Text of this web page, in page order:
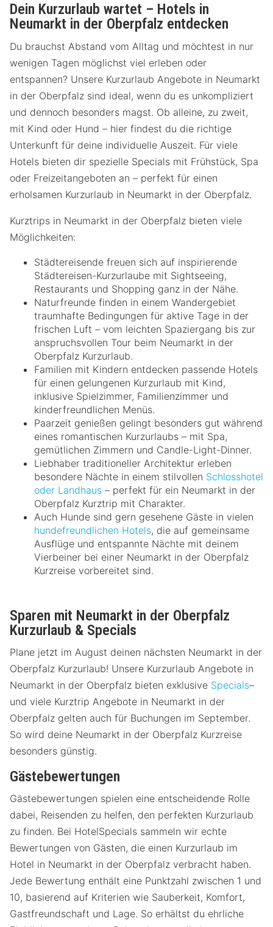
Dein Kurzurlaub wartet – Hotels in
Neumarkt in der Oberpfalz entdecken
Du brauchst Abstand vom Alltag und möchtest in nur
wenigen Tagen möglichst viel erleben oder
entspannen? Unsere Kurzurlaub Angebote in Neumarkt
in der Oberpfalz sind ideal, wenn du es unkompliziert
und dennoch besonders magst. Ob alleine, zu zweit,
mit Kind oder Hund – hier findest du die richtige
Unterkunft für deine individuelle Auszeit. Für viele
Hotels bieten dir spezielle Specials mit Frühstück, Spa
oder Freizeitangeboten an – perfekt für einen
erholsamen Kurzurlaub in Neumarkt in der Oberpfalz.
Kurztrips in Neumarkt in der Oberpfalz bieten viele
Möglichkeiten:
Städtereisende freuen sich auf inspirierende
Städtereisen-Kurzurlaube mit Sightseeing,
Restaurants und Shopping ganz in der Nähe.
Naturfreunde finden in einem Wandergebiet
traumhafte Bedingungen für aktive Tage in der
frischen Luft – vom leichten Spaziergang bis zur
anspruchsvollen Tour beim Neumarkt in der
Oberpfalz Kurzurlaub.
Familien mit Kindern entdecken passende Hotels
für einen gelungenen Kurzurlaub mit Kind,
inklusive Spielzimmer, Familienzimmer und
kinderfreundlichen Menüs.
Paarzeit genießen gelingt besonders gut während
eines romantischen Kurzurlaubs – mit Spa,
gemütlichen Zimmern und Candle-Light-Dinner.
Liebhaber traditioneller Architektur erleben
besondere Nächte in einem stilvollen Schlosshotel
oder Landhaus – perfekt für ein Neumarkt in der
Oberpfalz Kurztrip mit Charakter.
Auch Hunde sind gern gesehene Gäste in vielen
hundefreundlichen Hotels, die auf gemeinsame
Ausflüge und entspannte Nächte mit deinem
Vierbeiner bei einer Neumarkt in der Oberpfalz
Kurzreise vorbereitet sind.
Sparen mit Neumarkt in der Oberpfalz
Kurzurlaub & Specials
Plane jetzt im August deinen nächsten Neumarkt in der
Oberpfalz Kurzurlaub! Unsere Kurzurlaub Angebote in
Neumarkt in der Oberpfalz bieten exklusive Specials–
und viele Kurztrip Angebote in Neumarkt in der
Oberpfalz gelten auch für Buchungen im September.
So wird deine Neumarkt in der Oberpfalz Kurzreise
besonders günstig.
Gästebewertungen
Gästebewertungen spielen eine entscheidende Rolle
dabei, Reisenden zu helfen, den perfekten Kurzurlaub
zu finden. Bei HotelSpecials sammeln wir echte
Bewertungen von Gästen, die einen Kurzurlaub im
Hotel in Neumarkt in der Oberpfalz verbracht haben.
Jede Bewertung enthält eine Punktzahl zwischen 1 und
10, basierend auf Kriterien wie Sauberkeit, Komfort,
Gastfreundschaft und Lage. So erhältst du ehrliche